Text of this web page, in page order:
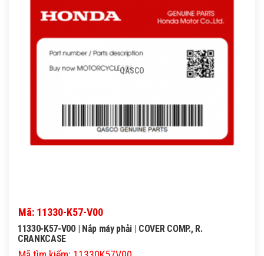
QASCO
Mã: 11330-K57-V00
11330-K57-V00 | Nắp máy phải | COVER COMP., R.
CRANKCASE